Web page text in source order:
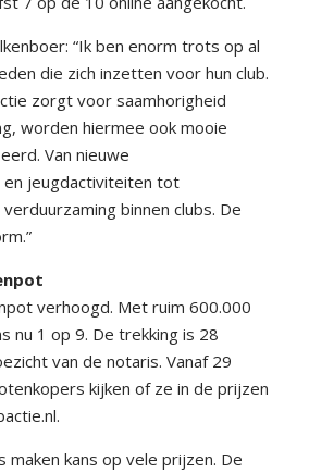
“Ik ben enorm trots op al
die zich inzetten voor hun club.
zorgt voor saamhorigheid
worden hiermee ook mooie
Van nieuwe
en jeugdactiviteiten tot
binnen clubs. De
verhoogd. Met ruim 600.000
nu 1 op 9. De trekking is 28
van de notaris. Vanaf 29
kijken of ze in de prijzen
kans op vele prijzen. De